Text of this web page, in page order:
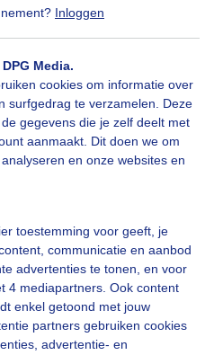
Inloggen
Media.
cookies om informatie over
surfgedrag te verzamelen. Deze
gegevens die je zelf deelt met
aanmaakt. Dit doen we om
en onze websites en
toestemming voor geeft, je
communicatie en aanbod
advertenties te tonen, en voor
4 mediapartners. Ook content
enkel getoond met jouw
partners gebruiken cookies
advertentie- en
geduld aub...